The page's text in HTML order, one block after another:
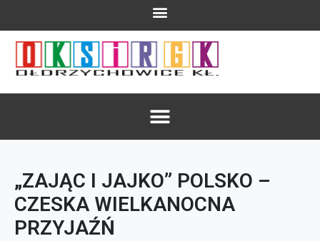
„ZAJĄC I JAJKO” POLSKO –
CZESKA WIELKANOCNA
PRZYJAŹŃ